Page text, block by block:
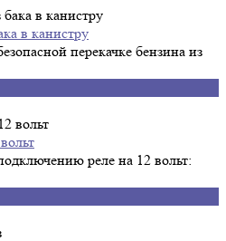
в канистру
перекачке бензина из
реле на 12 вольт: